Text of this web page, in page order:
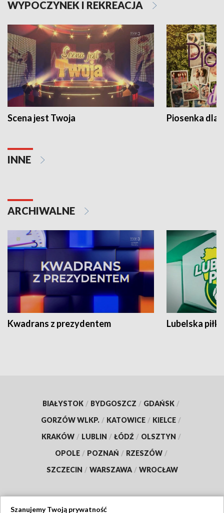
WYPOCZYNEK I REKREACJA
Scena jest Twoja Piosenka dla
INNE
ARCHIWALNE
Kwadrans z prezydentem Lubelska piłka
BIAŁYSTOK / BYDGOSZCZ / GDAŃSK /
GORZÓW WLKP. / KATOWICE / KIELCE /
KRAKÓW / LUBLIN / ŁÓDŹ / OLSZTYN /
OPOLE / POZNAŃ / RZESZÓW /
SZCZECIN / WARSZAWA / WROCŁAW
Szanujemy Twoją prywatność